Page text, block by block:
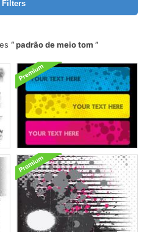
Filters
padrão de meio tom